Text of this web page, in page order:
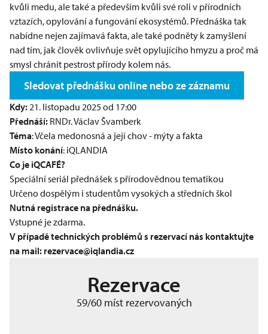
kvůli medu, ale také a především kvůli své roli v přírodních
vztazích, opylování a fungování ekosystémů. Přednáška tak
nabídne nejen zajímavá fakta, ale také podněty k zamyšlení
nad tím, jak člověk ovlivňuje svět opylujícího hmyzu a proč má
smysl chránit pestrost přírody kolem nás.
Sledovat přednášku online nebo ze záznamu
Kdy:21. listopadu 2025 od 17:00
Přednáší: RNDr. Václav Švamberk
Téma: Včela medonosná a její chov - mýty a fakta
Místo konání: iQLANDIA
Co je iQCAFÉ?
Speciální seriál přednášek s přírodovědnou tematikou
Určeno dospělým i studentům vysokých a středních škol
Nutná registrace na přednášku.
Vstupné je zdarma.
V případě technických problémů s rezervací nás kontaktujte
na mail: rezervace@iqlandia.cz
Rezervace
59/60 míst rezervovaných